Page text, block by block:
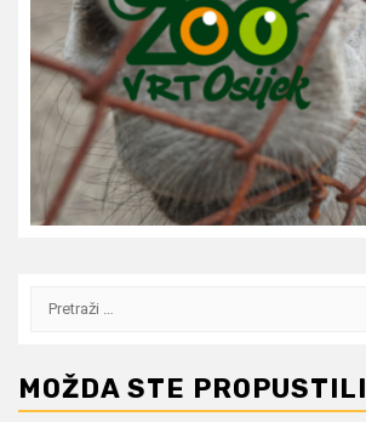
Pretraži:
MOŽDA STE PROPUSTILI